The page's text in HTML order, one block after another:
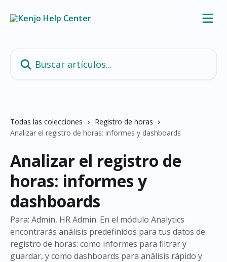
Todas las colecciones
Registro de horas
Analizar el registro de horas: informes y dashboards
Analizar el registro de
horas: informes y
dashboards
Para: Admin, HR Admin. En el módulo Analytics
encontrarás análisis predefinidos para tus datos de
registro de horas: como informes para filtrar y
guardar, y como dashboards para análisis rápido y